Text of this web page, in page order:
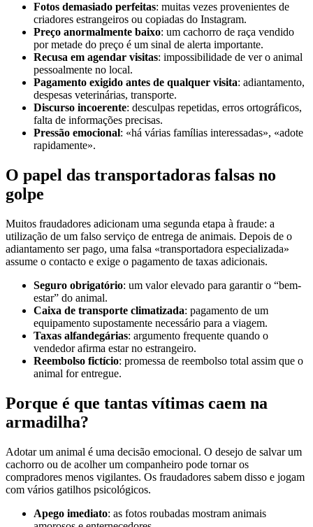
Fotos demasiado perfeitas: muitas vezes provenientes de
criadores estrangeiros ou copiadas do Instagram.
Preço anormalmente baixo: um cachorro de raça vendido
por metade do preço é um sinal de alerta importante.
Recusa em agendar visitas: impossibilidade de ver o animal
pessoalmente no local.
Pagamento exigido antes de qualquer visita: adiantamento,
despesas veterinárias, transporte.
Discurso incoerente: desculpas repetidas, erros ortográficos,
falta de informações precisas.
Pressão emocional: «há várias famílias interessadas», «adote
rapidamente».
O papel das transportadoras falsas no
golpe
Muitos fraudadores adicionam uma segunda etapa à fraude: a
utilização de um falso serviço de entrega de animais. Depois de o
adiantamento ser pago, uma falsa «transportadora especializada»
assume o contacto e exige o pagamento de taxas adicionais.
Seguro obrigatório: um valor elevado para garantir o “bem-
estar” do animal.
Caixa de transporte climatizada: pagamento de um
equipamento supostamente necessário para a viagem.
Taxas alfandegárias: argumento frequente quando o
vendedor afirma estar no estrangeiro.
Reembolso fictício: promessa de reembolso total assim que o
animal for entregue.
Porque é que tantas vítimas caem na
armadilha?
Adotar um animal é uma decisão emocional. O desejo de salvar um
cachorro ou de acolher um companheiro pode tornar os
compradores menos vigilantes. Os fraudadores sabem disso e jogam
com vários gatilhos psicológicos.
Apego imediato: as fotos roubadas mostram animais